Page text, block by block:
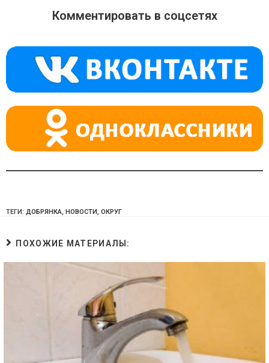
o
a
ss
ni
ki
gr
m
s
p
p
Комментировать в соцсетях
ТЕГИ: ДОБРЯНКА, НОВОСТИ, ОКРУГ
ПОХОЖИЕ МАТЕРИАЛЫ: